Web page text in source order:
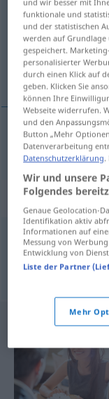
Übersicht aller
(Für mehr Details
Rasen
Rasenm
trawa,trawnik
funktionale und
und der statistischen
werden auf
gespeichert.
personalisierter
durch einen Klick auf
geben. Klicken Sie
können Ihre
Webseite widerrufen.
und den
Button „Mehr
Datenverarbeitung
Datenschutzerklärung
Wir und unsere
Folgendes
Genaue Geolocation-
Identifikation aktiv
Informationen auf
Messung von
Entwicklung von
Liste der Partner
Mehr